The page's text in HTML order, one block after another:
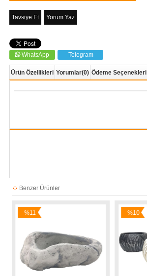
Tavsiye Et Yorum Yaz
WhatsApp Telegram
Ürün Özellikleri Yorumlar(0) Ödeme Seçenekleri
Benzer Ürünler